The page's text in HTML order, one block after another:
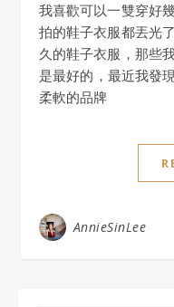
我喜歡可以一雙穿好幾年的鞋，這幾年我已經近乎將網
拍的鞋子衣服都丟光
久的鞋子衣服，那些
是最好的，最近我發
柔軟的品牌
AnnieSinLee